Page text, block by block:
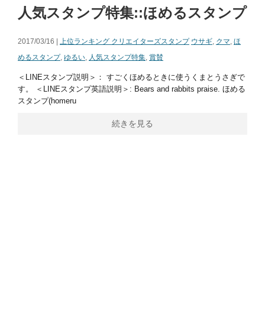
人気スタンプ特集::ほめるスタンプ
2017/03/16 | 上位ランキング クリエイターズスタンプ ウサギ, クマ, ほ
めるスタンプ, ゆるい, 人気スタンプ特集, 賞賛
＜LINEスタンプ説明＞： すごくほめるときに使うくまとうさぎで
す。 ＜LINEスタンプ英語説明＞: Bears and rabbits praise. ほめる
スタンプ(homeru
続きを見る